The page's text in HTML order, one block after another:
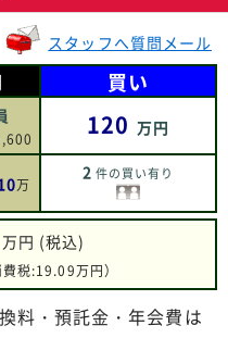
スタッフへ質問メール
万
買い
120 万円
2 件の買い有り
万円 (税込)
税:19.09万円）
料・預託金・年会費は